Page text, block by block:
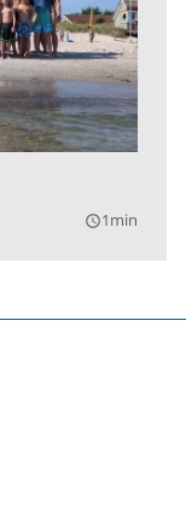
query_builder1min